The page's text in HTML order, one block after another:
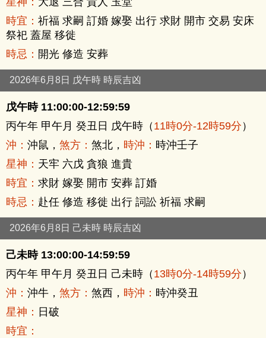
時宜： 祈福 求嗣 訂婚 嫁娶 出行 求財 開市 交易 安床
祭祀 蓋屋 移徙
時忌： 開光 修造 安葬
2026年6月8日 戊午時 時辰吉凶
戊午時 11:00:00-12:59:59
丙午年 甲午月 癸丑日 戊午時（11時0分-12時59分）
沖： 沖鼠， 煞方： 煞北， 時沖： 時沖壬子
星神： 天牢 六戊 貪狼 進貴
時宜： 求財 嫁娶 開市 安葬 訂婚
時忌： 赴任 修造 移徙 出行 詞訟 祈福 求嗣
2026年6月8日 己未時 時辰吉凶
己未時 13:00:00-14:59:59
丙午年 甲午月 癸丑日 己未時（13時0分-14時59分）
沖： 沖牛， 煞方： 煞西， 時沖： 時沖癸丑
星神： 日破
時宜：